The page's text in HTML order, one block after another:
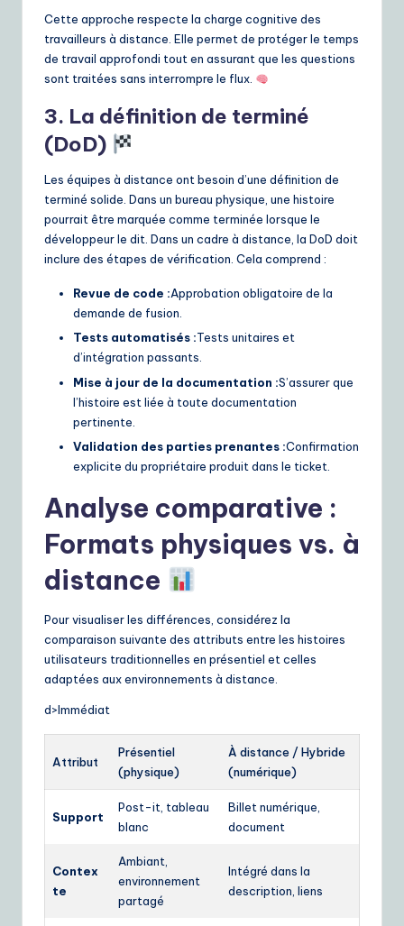
Cette approche respecte la charge cognitive des
travailleurs à distance. Elle permet de protéger le temps
de travail approfondi tout en assurant que les questions
sont traitées sans interrompre le flux.
3. La définition de terminé
(DoD)
Les équipes à distance ont besoin d’une définition de
terminé solide. Dans un bureau physique, une histoire
pourrait être marquée comme terminée lorsque le
développeur le dit. Dans un cadre à distance, la DoD doit
inclure des étapes de vérification. Cela comprend :
Revue de code :Approbation obligatoire de la
demande de fusion.
Tests automatisés :Tests unitaires et
d’intégration passants.
Mise à jour de la documentation :S’assurer que
l’histoire est liée à toute documentation
pertinente.
Validation des parties prenantes :Confirmation
explicite du propriétaire produit dans le ticket.
Analyse comparative :
Formats physiques vs. à
distance
Pour visualiser les différences, considérez la
comparaison suivante des attributs entre les histoires
utilisateurs traditionnelles en présentiel et celles
adaptées aux environnements à distance.
d>Immédiat
Attribut
Présentiel
(physique)
À distance / Hybride
(numérique)
Support
Post-it, tableau
blanc
Billet numérique,
document
Contex
te
Ambiant,
environnement
partagé
Intégré dans la
description, liens